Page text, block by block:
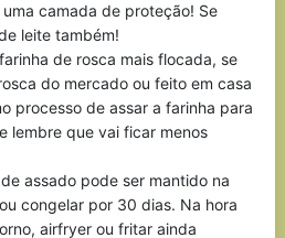
camada de proteção! Se
leite também!
de rosca mais flocada, se
do mercado ou feito em casa
processo de assar a farinha para
lembre que vai ficar menos
de assado pode ser mantido na
congelar por 30 dias. Na hora
airfryer ou fritar ainda